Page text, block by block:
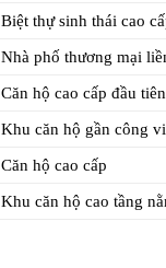
Biệt thự sinh thái cao
Nhà phố thương mại
Căn hộ cao cấp đầu tiên
Khu căn hộ gần công
Căn hộ cao cấp
Khu căn hộ cao tầng